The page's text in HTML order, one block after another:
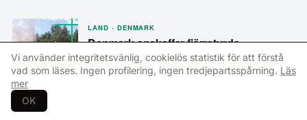
LAND · DENMARK
Danmark anskaffar fjärrstyrda
minröjningsfordon
Vi använder integritetsvänlig, cookielös statistik för att förstå
vad som läses. Ingen profilering, ingen tredjepartsspårning. Läs
mer
OK